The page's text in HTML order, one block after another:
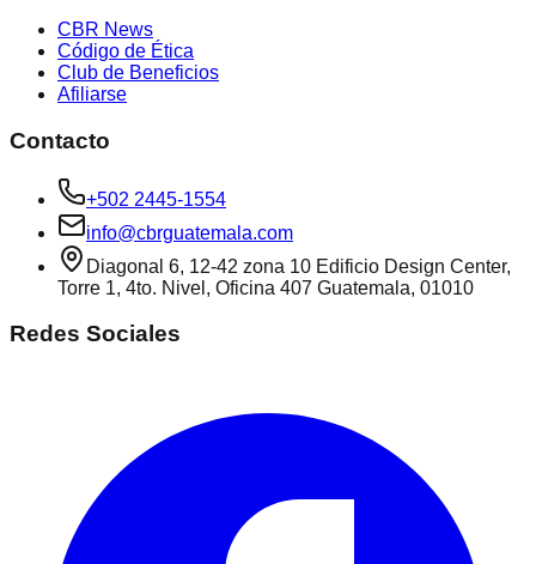
CBR News
Código de Ética
Club de Beneficios
Afiliarse
Contacto
+502 2445-1554
info@cbrguatemala.com
Diagonal 6, 12-42 zona 10 Edificio Design Center,
Torre 1, 4to. Nivel, Oficina 407 Guatemala, 01010
Redes Sociales